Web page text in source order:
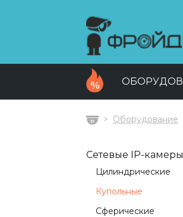
ГлавнаяОборудование
Сетевые IP-камеры
Цилиндрические
Купольные
Сферические